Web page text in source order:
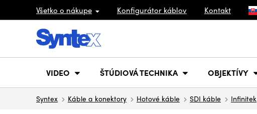
Všetko o nákupe Konfigurátor káblov Kontakt
VIDEO ŠTÚDIOVÁ TECHNIKA OBJEKTÍVY
Syntex Káble a konektory Hotové káble SDI káble Infinitek